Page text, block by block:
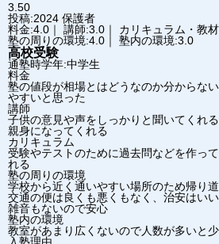
3.50
投稿:2024 保護者
料金:4.0｜ 講師:3.0｜ カリキュラム・教
塾の周りの環境:4.0｜ 塾内の環境:3.0
高校受験
通塾時学年:中学生
料金
塾の値段が相場とはどうなのか分からな
やすいと思った
講師
子供の意見や声をしっかりと聞いてくれる
親身になってくれる
カリキュラム
受験やテストのために過去問などを作っ
れる
塾の周りの環境
学校から近く通いやすい場所のため帰り
交通の便は良くも悪くもなく、治安はいい
雑音もないので安心
塾内の環境
教室があまり広くないので人数が多いと